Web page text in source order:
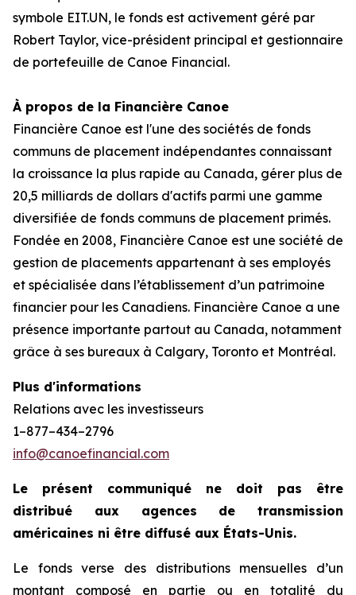
symbole EIT.UN, le fonds est activement géré par
Robert Taylor, vice-président principal et gestionnaire
de portefeuille de Canoe Financial.
À propos de la Financière Canoe
Financière Canoe est l'une des sociétés de fonds
communs de placement indépendantes connaissant
la croissance la plus rapide au Canada, gérer plus de
20,5 milliards de dollars d'actifs parmi une gamme
diversifiée de fonds communs de placement primés.
Fondée en 2008, Financière Canoe est une société de
gestion de placements appartenant à ses employés
et spécialisée dans l’établissement d’un patrimoine
financier pour les Canadiens. Financière Canoe a une
présence importante partout au Canada, notamment
grâce à ses bureaux à Calgary, Toronto et Montréal.
Plus d'informations
Relations avec les investisseurs
1–877–434–2796
info@canoefinancial.com
Le présent communiqué ne doit pas être
distribué aux agences de transmission
américaines ni être diffusé aux États-Unis.
Le fonds verse des distributions mensuelles d’un
montant composé en partie ou en totalité du